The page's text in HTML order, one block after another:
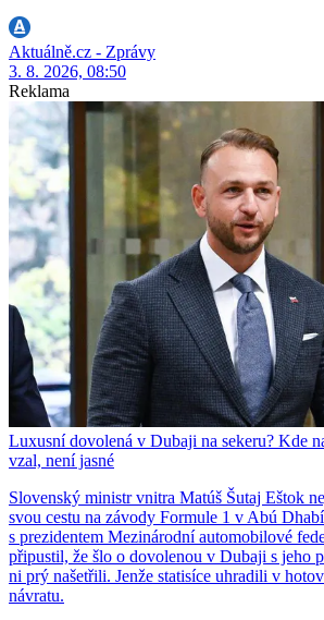
Aktuálně.cz - Zprávy
3. 8. 2026, 08:50
Reklama
Luxusní dovolená v Dubaji na sekeru? Kde
vzal, není jasné
Slovenský ministr vnitra Matúš Šutaj Eštok
svou cestu na závody Formule 1 v Abú
s prezidentem Mezinárodní automobilové
připustil, že šlo o dovolenou v Dubaji s jeho
ni prý našetřili. Jenže statisíce uhradili v
návratu.